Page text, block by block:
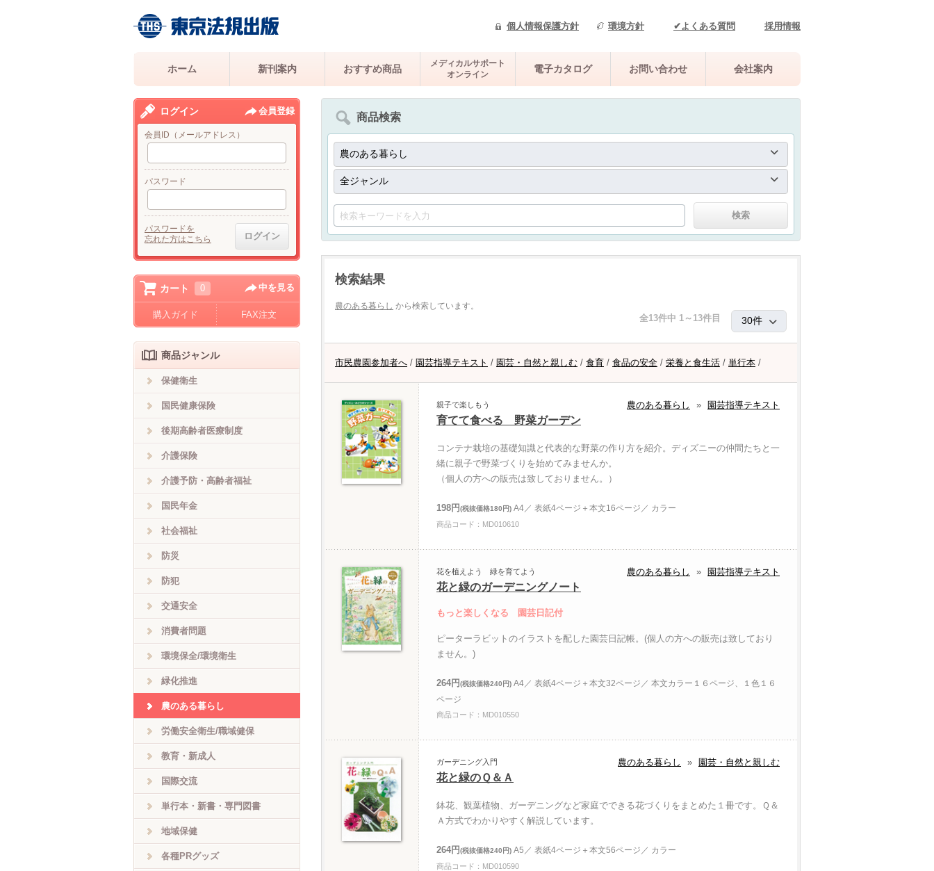
個人情報保護方針 環境方針 ✔よくある質問 採用情報
ホーム 新刊案内 おすすめ商品
メディカルサポート
オンライン
電子カタログ お問い合わせ 会社案内
商品検索
検索結果
農のある暮らし から検索しています。
全13件中 1～13件目
市民農園参加者へ / 園芸指導テキスト / 園芸・自然と親しむ / 食育 / 食品の安全 / 栄養と食生活 / 単行本 /
農のある暮らし » 園芸指導テキスト
親子で楽しもう
育てて食べる 野菜ガーデン
コンテナ栽培の基礎知識と代表的な野菜の作り方を紹介。ディズニーの仲間たちと一
緒に親子で野菜づくりを始めてみませんか。
（個人の方への販売は致しておりません。）
198円(税抜価格180円) A4／ 表紙4ページ＋本文16ページ／ カラー
商品コード：MD010610
農のある暮らし » 園芸指導テキスト
花を植えよう 緑を育てよう
花と緑のガーデニングノート
もっと楽しくなる 園芸日記付
ピーターラビットのイラストを配した園芸日記帳。(個人の方への販売は致しており
ません。)
264円(税抜価格240円) A4／ 表紙4ページ＋本文32ページ／ 本文カラー１６ページ、１色１６
ページ
商品コード：MD010550
農のある暮らし » 園芸・自然と親しむ
ガーデニング入門
花と緑のＱ＆Ａ
鉢花、観葉植物、ガーデニングなど家庭でできる花づくりをまとめた１冊です。Ｑ＆
Ａ方式でわかりやすく解説しています。
264円(税抜価格240円) A5／ 表紙4ページ＋本文56ページ／ カラー
商品コード：MD010590
ログイン 会員登録
会員ID（メールアドレス）
パスワード
パスワードを
忘れた方はこちら
カート 0 中を見る
購入ガイド FAX注文
商品ジャンル
保健衛生
国民健康保険
後期高齢者医療制度
介護保険
介護予防・高齢者福祉
国民年金
社会福祉
防災
防犯
交通安全
消費者問題
環境保全/環境衛生
緑化推進
農のある暮らし
労働安全衛生/職域健保
教育・新成人
国際交流
単行本・新書・専門図書
地域保健
各種PRグッズ